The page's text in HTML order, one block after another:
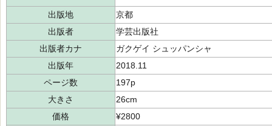
出版地
京都
出版者
学芸出版社
出版者カナ
ガクゲイ シュッパンシャ
出版年
2018.11
ページ数
197p
大きさ
26cm
価格
¥2800